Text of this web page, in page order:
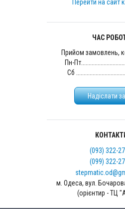
Перейти на сайт
ЧАС
Прийом замовлень,
Пн-
Сб
Надіслати
(093) 322-
(099) 322-
м. Одеса, вул.
(орієнтир - ТЦ